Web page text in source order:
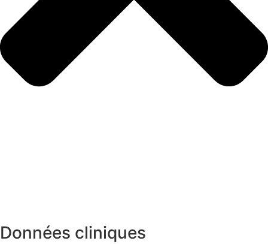
Données cliniques